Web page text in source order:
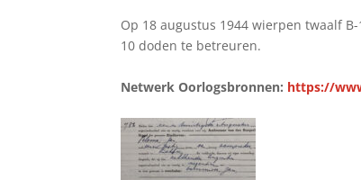
Op 18 augustus 1944 wierpen twaalf
10 doden te betreuren.
Netwerk Oorlogsbronnen: https://